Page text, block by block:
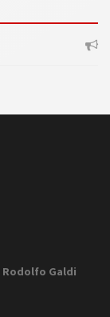
Rodolfo Galdi